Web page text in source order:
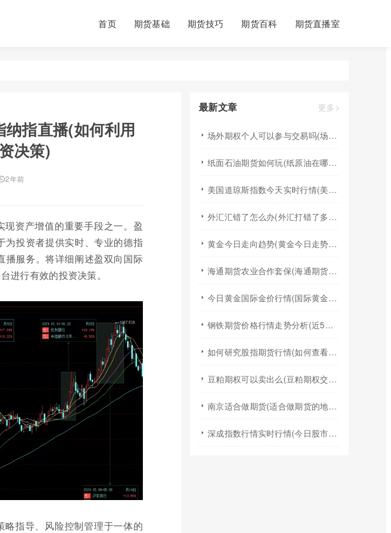
首页 期货基础 期货技巧 期货百科 期货直播室
指直播(如何利用
决策)
2年前
资产增值的重要手段之一。盈
为投资者提供实时、专业的德指
播服务。将详细阐述盈双向国际
进行有效的投资决策。
指导、风险控制管理于一体的
最新文章 更多>
场外期权个人可以参与交易吗(场外个股期权怎样交易)
纸面石油期货如何玩(纸原油在哪里交易)
美国道琼斯指数今天实时行情(美国道琼斯指数期货指数实时行情)
外汇汇错了怎么办(外汇打错了多久退回来)
黄金今日走向趋势(黄金今日走势分析建议)
海通期货农业合作套保(海通期货2024年棉花年报)
今日黄金国际金价行情(国际黄金实时行情今日国际金价)
钢铁期货价格行情走势分析(近5年钢铁期货行情走势图)
如何研究股指期货行情(如何查看股指期货行情)
豆粕期权可以卖出么(豆粕期权交易规则)
南京适合做期货(适合做期货的地方)
深成指数行情实时行情(今日股市行情大盘指数实时行情)